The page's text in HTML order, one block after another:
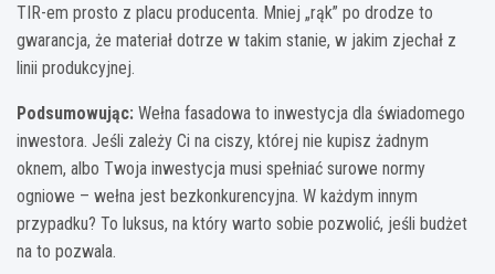
TIR-em prosto z placu producenta. Mniej „rąk” po drodze to
gwarancja, że materiał dotrze w takim stanie, w jakim zjechał z
linii produkcyjnej.
Podsumowując: Wełna fasadowa to inwestycja dla świadomego
inwestora. Jeśli zależy Ci na ciszy, której nie kupisz żadnym
oknem, albo Twoja inwestycja musi spełniać surowe normy
ogniowe – wełna jest bezkonkurencyjna. W każdym innym
przypadku? To luksus, na który warto sobie pozwolić, jeśli budżet
na to pozwala.